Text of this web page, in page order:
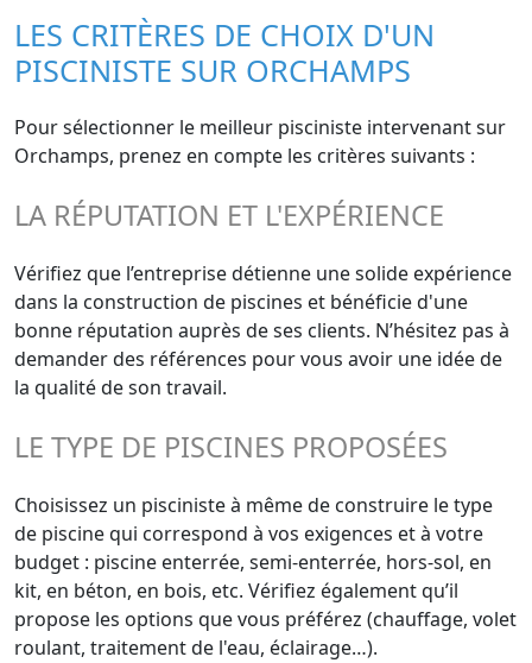
LES CRITÈRES DE CHOIX D'UN
PISCINISTE SUR ORCHAMPS
Pour sélectionner le meilleur pisciniste intervenant sur
Orchamps, prenez en compte les critères suivants :
LA RÉPUTATION ET L'EXPÉRIENCE
Vérifiez que l’entreprise détienne une solide expérience
dans la construction de piscines et bénéficie d'une
bonne réputation auprès de ses clients. N’hésitez pas à
demander des références pour vous avoir une idée de
la qualité de son travail.
LE TYPE DE PISCINES PROPOSÉES
Choisissez un pisciniste à même de construire le type
de piscine qui correspond à vos exigences et à votre
budget : piscine enterrée, semi-enterrée, hors-sol, en
kit, en béton, en bois, etc. Vérifiez également qu’il
propose les options que vous préférez (chauffage, volet
roulant, traitement de l'eau, éclairage…).